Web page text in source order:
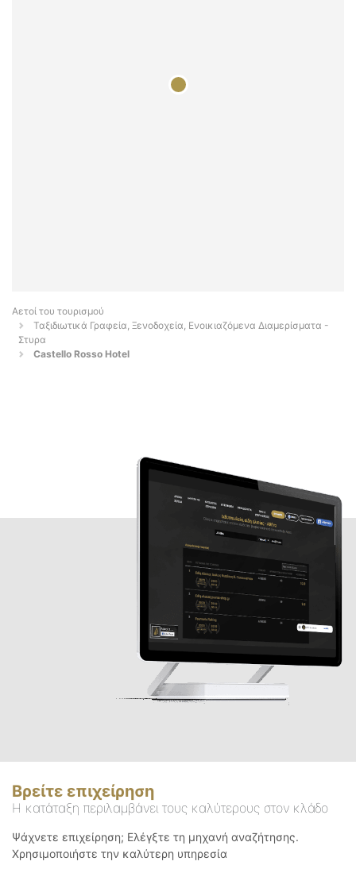
Αετοί του τουρισμού
Ταξιδιωτικά Γραφεία, Ξενοδοχεία, Ενοικιαζόμενα Διαμερίσματα -
Στυρα
Castello Rosso Hotel
Βρείτε επιχείρηση
Η κατάταξη περιλαμβάνει τους καλύτερους στον κλάδο
Ψάχνετε επιχείρηση; Ελέγξτε τη μηχανή αναζήτησης.
Χρησιμοποιήστε την καλύτερη υπηρεσία